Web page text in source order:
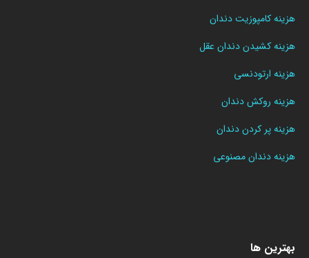
هزینه کامپوزیت دندان
هزینه کشیدن دندان عقل
هزینه ارتودنسی
هزینه روکش دندان
هزینه پر کردن دندان
هزینه دندان مصنوعی
بهترین ها